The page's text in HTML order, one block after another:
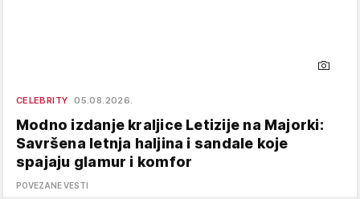
CELEBRITY 05.08.2026.
Modno izdanje kraljice Letizije na Majorki:
Savršena letnja haljina i sandale koje
spajaju glamur i komfor
POVEZANE VESTI